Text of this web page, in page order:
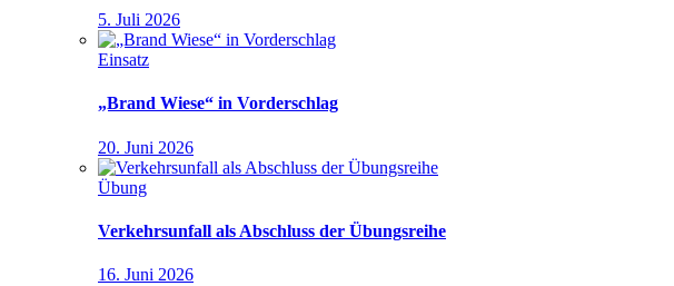
5. Juli 2026
Einsatz
„Brand Wiese“ in Vorderschlag
20. Juni 2026
Übung
Verkehrsunfall als Abschluss der Übungsreihe
16. Juni 2026